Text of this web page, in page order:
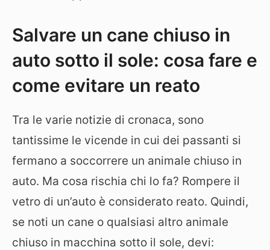
Salvare un cane chiuso in
auto sotto il sole: cosa fare e
come evitare un reato
Tra le varie notizie di cronaca, sono
tantissime le vicende in cui dei passanti si
fermano a soccorrere un animale chiuso in
auto. Ma cosa rischia chi lo fa? Rompere il
vetro di un’auto è considerato reato. Quindi,
se noti un cane o qualsiasi altro animale
chiuso in macchina sotto il sole, devi: